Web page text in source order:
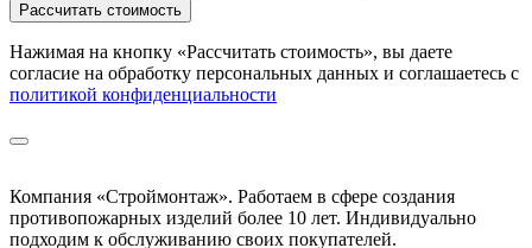
Рассчитать стоимость
Нажимая на кнопку «Рассчитать стоимость», вы даете
согласие на обработку персональных данных и соглашаетесь с
политикой конфиденциальности
Компания «Строймонтаж». Работаем в сфере создания
противопожарных изделий более 10 лет. Индивидуально
подходим к обслуживанию своих покупателей.